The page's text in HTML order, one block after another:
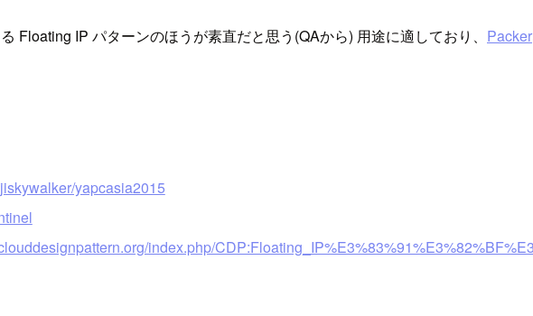
Floating IP パターンのほうが素直だと思う(QAから) 用途に適しており、 Packer
yapcasia2015
index.php/